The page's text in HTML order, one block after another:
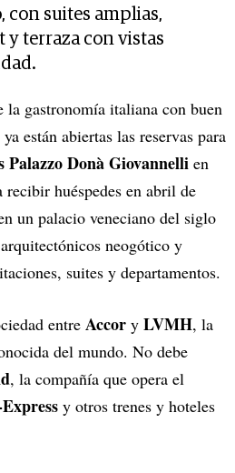
con suites amplias,
y terraza con vistas
la gastronomía italiana con buen
están abiertas las reservas para
Palazzo Donà Giovannelli en
recibir huéspedes en abril de
un palacio veneciano del siglo
neogótico y
suites y departamentos.
entre Accor y LVMH, la
del mundo. No debe
, la compañía que opera el
y otros trenes y hoteles